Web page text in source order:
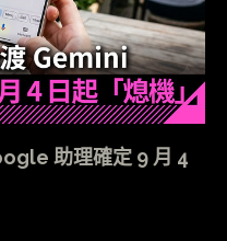
助理確定 9 月 4